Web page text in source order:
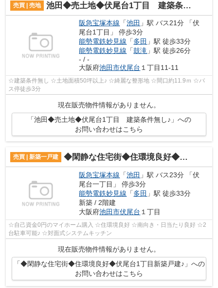
売買 | 売地 池田◆売土地◆伏尾台1丁目 建築条件無し♪
阪急宝塚本線 「池田 」駅 バス21分 「伏
尾台1丁目」 停歩3分
能勢電鉄妙見線 「多田 」駅 徒歩33分
能勢電鉄妙見線 「鼓滝 」駅 徒歩26分
- / -
大阪府池田市伏尾台 １丁目11-11
☆建築条件無し ☆土地面積50坪以上♪ ☆綺麗な整形地 ☆間口約11.9ｍ ☆バ
ス停徒歩3分
現在販売物件情報がありません。
「池田◆売土地◆伏尾台1丁目 建築条件無し♪」への
お問い合わせはこちら
売買 | 新築一戸建 ◆閑静な住宅街◆住環境良好◆伏尾台1丁目新築戸建♪
阪急宝塚本線 「池田 」駅 バス23分 「伏
尾台一丁目」 停歩3分
能勢電鉄妙見線 「多田 」駅 徒歩33分
新築 / 2階建
大阪府池田市伏尾台 １丁目
☆自己資金0円のマイホーム購入 ☆住環境良好 ☆南向き・日当たり良好 ☆2
台駐車可能♪ ☆対面式システムキッチン
現在販売物件情報がありません。
「◆閑静な住宅街◆住環境良好◆伏尾台1丁目新築戸建♪」への
お問い合わせはこちら